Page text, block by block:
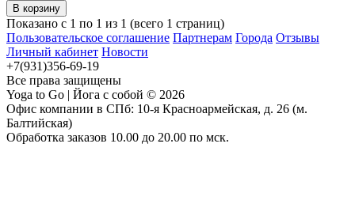
Показано с 1 по 1 из 1 (всего 1 страниц)
Пользовательское соглашение Партнерам Города Отзывы
Личный кабинет Новости
+7(931)356-69-19
Все права защищены
Yoga to Go | Йога с собой © 2026
Офис компании в СПб: 10-я Красноармейская, д. 26 (м.
Балтийская)
Обработка заказов 10.00 до 20.00 по мск.